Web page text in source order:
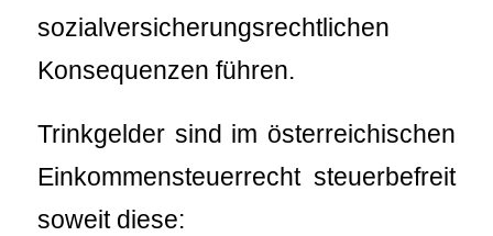
sozialversicherungsrechtlichen
Konsequenzen führen.
Trinkgelder sind im österreichischen
Einkommensteuerrecht steuerbefreit
soweit diese: